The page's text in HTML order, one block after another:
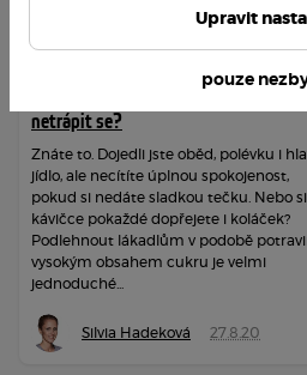
Jak překonat závislost na cukru a
netrápit se?
Znáte to. Dojedli jste oběd, polévku i
jídlo, ale necítíte úplnou spokojenost,
pokud si nedáte sladkou tečku. Nebo
kávičce pokaždé dopřejete i koláček?
Podlehnout lákadlům v podobě
vysokým obsahem cukru je velmi
jednoduché...
Silvia Hadeková 27.8.20
Upravit
pouze